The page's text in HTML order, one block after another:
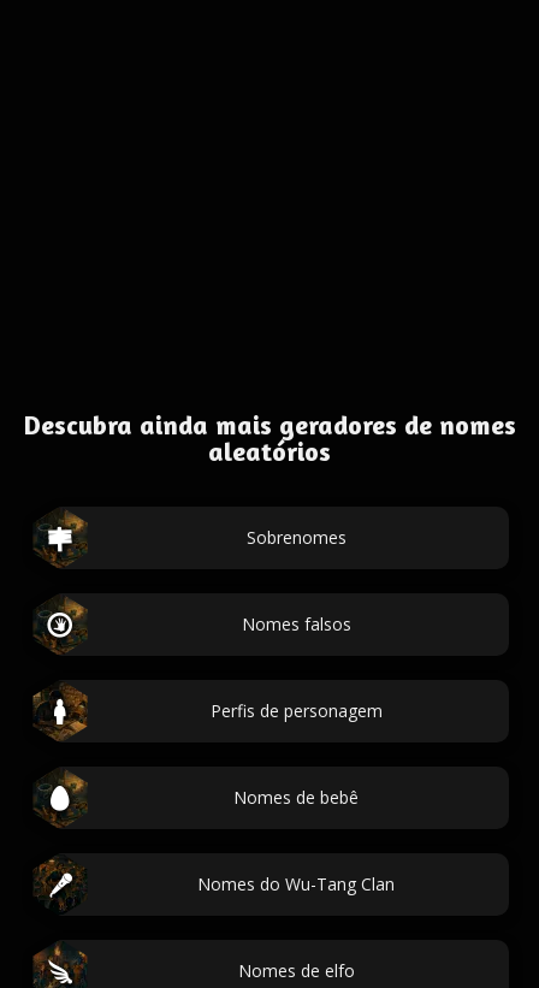
Descubra ainda mais geradores de nomes
aleatórios
Sobrenomes
Nomes falsos
Perfis de personagem
Nomes de bebê
Nomes do Wu-Tang Clan
Nomes de elfo